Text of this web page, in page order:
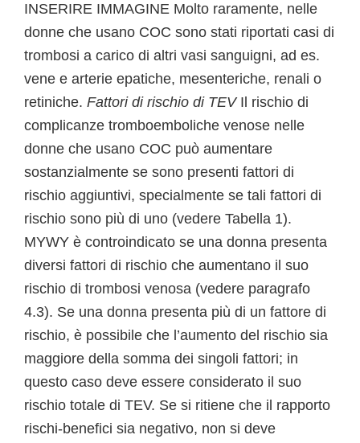
INSERIRE IMMAGINE Molto raramente, nelle
donne che usano COC sono stati riportati casi di
trombosi a carico di altri vasi sanguigni, ad es.
vene e arterie epatiche, mesenteriche, renali o
retiniche. Fattori di rischio di TEV Il rischio di
complicanze tromboemboliche venose nelle
donne che usano COC può aumentare
sostanzialmente se sono presenti fattori di
rischio aggiuntivi, specialmente se tali fattori di
rischio sono più di uno (vedere Tabella 1).
MYWY è controindicato se una donna presenta
diversi fattori di rischio che aumentano il suo
rischio di trombosi venosa (vedere paragrafo
4.3). Se una donna presenta più di un fattore di
rischio, è possibile che l’aumento del rischio sia
maggiore della somma dei singoli fattori; in
questo caso deve essere considerato il suo
rischio totale di TEV. Se si ritiene che il rapporto
rischi-benefici sia negativo, non si deve